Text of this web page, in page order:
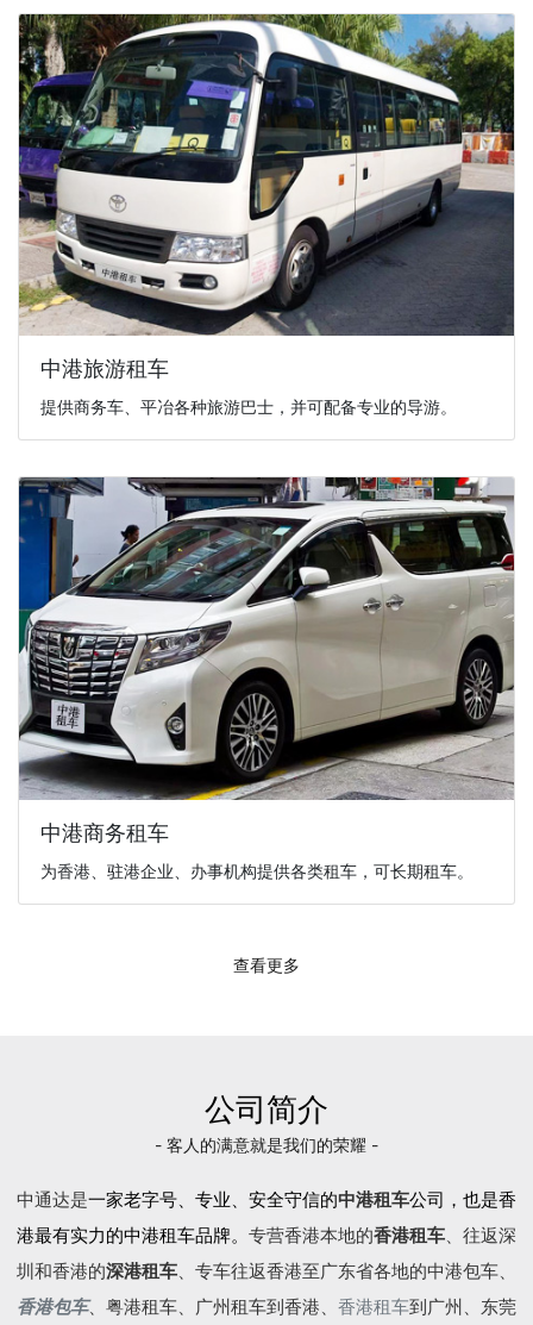
中港旅游租车
提供商务车、平冶各种旅游巴士，并可配备专业的导游。
中港商务租车
为香港、驻港企业、办事机构提供各类租车，可长期租车。
查看更多
公司简介
- 客人的满意就是我们的荣耀 -
中通达是一家老字号、专业、安全守信的中港租车公司，也是香
港最有实力的中港租车品牌。 专营香港本地的香港租车、往返深
圳和香港的深港租车、专车往返香港至广东省各地的中港包车、
香港包车、 粤港租车、广州租车到香港、 香港租车到广州、东莞